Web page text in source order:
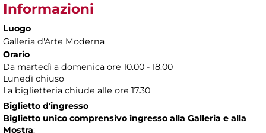
Informazioni
Luogo
Galleria d'Arte Moderna
Orario
Da martedì a domenica ore 10.00 - 18.00
Lunedì chiuso
La biglietteria chiude alle ore 17.30
Biglietto d'ingresso
Biglietto unico comprensivo ingresso alla Galleria e alla
Mostra: